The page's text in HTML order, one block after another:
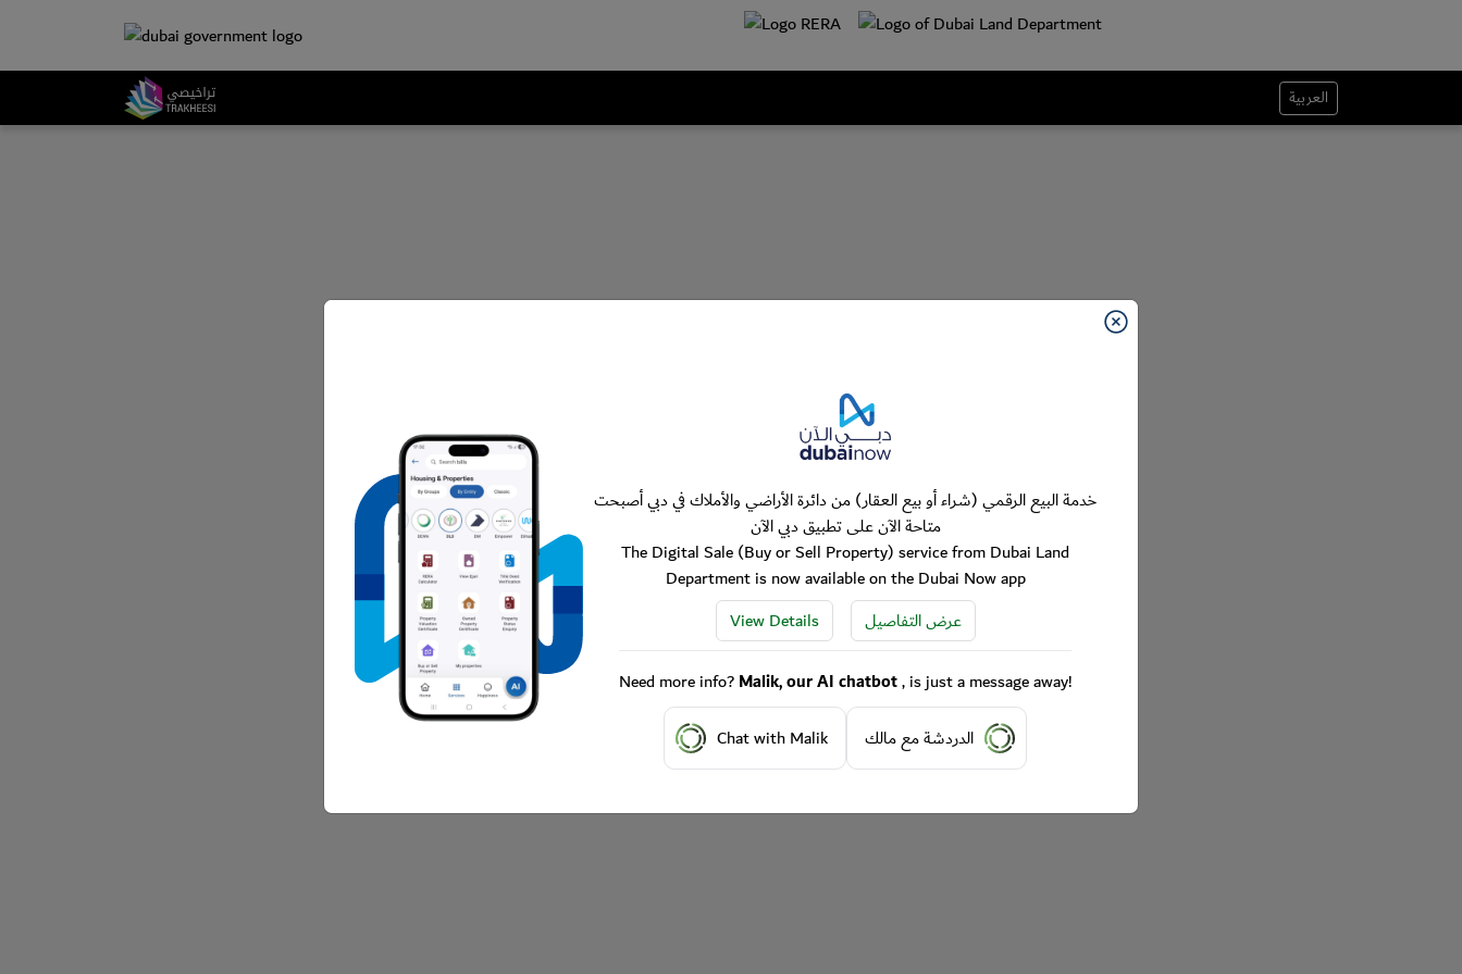
العربية
خدمة البيع الرقمي (شراء أو بيع العقار) من دائرة الأراضي والأملاك في دبي أصبحت
متاحة الآن على تطبيق دبي الآن
The Digital Sale (Buy or Sell Property) service from Dubai Land
Department is now available on the Dubai Now app
View Details
عرض التفاصيل
Need more info?Malik, our AI chatbot, is just a message away!
Chat with Malik
الدردشة مع مالك